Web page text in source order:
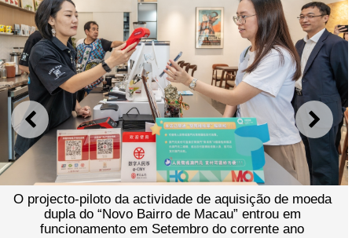
ANTERIOR
O projecto-piloto da actividade de aquisição de moeda
dupla do “Novo Bairro de Macau” entrou em
funcionamento em Setembro do corrente ano